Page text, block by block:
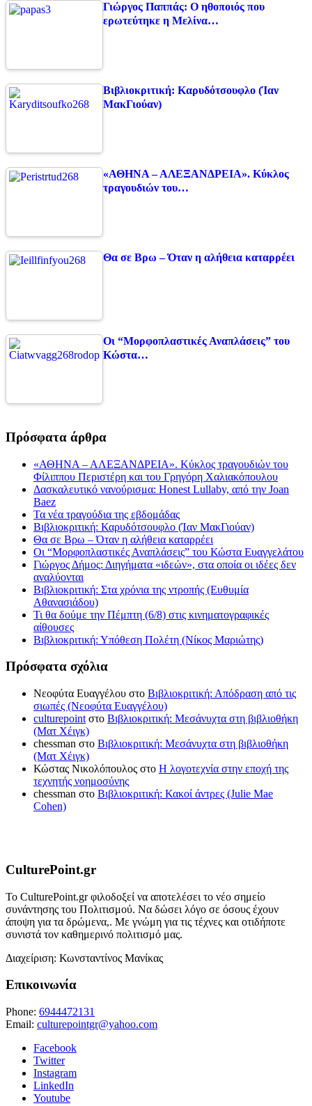
Γιώργος Παππάς: Ο ηθοποιός που
ερωτεύτηκε η Μελίνα…
Βιβλιοκριτική: Καρυδότσουφλο (Ίαν
ΜακΓιούαν)
«ΑΘΗΝΑ – ΑΛΕΞΑΝΔΡΕΙΑ». Κύκλος
τραγουδιών του…
Θα σε Βρω – Όταν η αλήθεια καταρρέει
Οι “Μορφοπλαστικές Αναπλάσεις” του
Κώστα…
Πρόσφατα άρθρα
«ΑΘΗΝΑ – ΑΛΕΞΑΝΔΡΕΙΑ». Κύκλος τραγουδιών του
Φίλιππου Περιστέρη και του Γρηγόρη Χαλιακόπουλου
Δασκαλευτικό νανούρισμα: Honest Lullaby, από την Joan
Baez
Τα νέα τραγούδια της εβδομάδας
Βιβλιοκριτική: Καρυδότσουφλο (Ίαν ΜακΓιούαν)
Θα σε Βρω – Όταν η αλήθεια καταρρέει
Οι “Μορφοπλαστικές Αναπλάσεις” του Κώστα Ευαγγελάτου
Γιώργος Δήμος: Διηγήματα «ιδεών», στα οποία οι ιδέες δεν
αναλύονται
Βιβλιοκριτική: Στα χρόνια της ντροπής (Ευθυμία
Αθανασιάδου)
Τι θα δούμε την Πέμπτη (6/8) στις κινηματογραφικές
αίθουσες
Βιβλιοκριτική: Υπόθεση Πολέτη (Νίκος Μαριώτης)
Πρόσφατα σχόλια
Νεοφύτα Ευαγγέλου στο Βιβλιοκριτική: Απόδραση από τις
σιωπές (Νεοφύτα Ευαγγέλου)
culturepoint στο Βιβλιοκριτική: Μεσάνυχτα στη βιβλιοθήκη
(Ματ Χέιγκ)
chessman στο Βιβλιοκριτική: Μεσάνυχτα στη βιβλιοθήκη
(Ματ Χέιγκ)
Κώστας Νικολόπουλος στο Η λογοτεχνία στην εποχή της
τεχνητής νοημοσύνης
chessman στο Βιβλιοκριτική: Κακοί άντρες (Julie Mae
Cohen)
CulturePoint.gr
Το CulturePoint.gr φιλοδοξεί να αποτελέσει το νέο σημείο
συνάντησης του Πολιτισμού. Να δώσει λόγο σε όσους έχουν
άποψη για τα δρώμενα,. Με γνώμη για τις τέχνες και οτιδήποτε
συνιστά τον καθημερινό πολιτισμό μας.
Διαχείριση: Κωνσταντίνος Μανίκας
Επικοινωνία
Phone: 6944472131
Email: culturepointgr@yahoo.com
Facebook
Twitter
Instagram
LinkedIn
Youtube